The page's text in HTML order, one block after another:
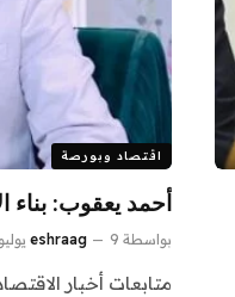
اقتصاد وبورصة
أحمد يعقوب: بناء
بواسطة eshraag 9 يوليو، 2024
متابعات أخبار